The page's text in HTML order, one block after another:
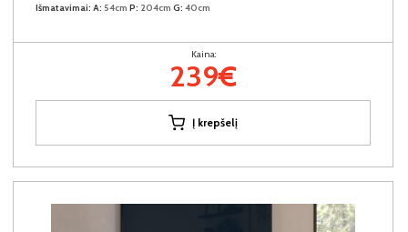
Išmatavimai: A: 54cm P: 204cm G: 40cm
Kaina:
239€
Į krepšelį